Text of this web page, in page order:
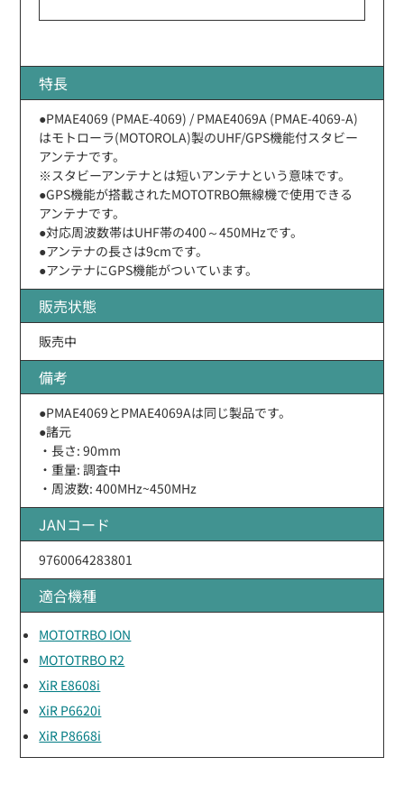
特長
●PMAE4069 (PMAE-4069) / PMAE4069A (PMAE-4069-A)
はモトローラ(MOTOROLA)製のUHF/GPS機能付スタビー
アンテナです。
※スタビーアンテナとは短いアンテナという意味です。
●GPS機能が搭載されたMOTOTRBO無線機で使用できる
アンテナです。
●対応周波数帯はUHF帯の400～450MHzです。
●アンテナの長さは9cmです。
●アンテナにGPS機能がついています。
販売状態
販売中
備考
●PMAE4069とPMAE4069Aは同じ製品です。
●諸元
・長さ: 90mm
・重量: 調査中
・周波数: 400MHz~450MHz
JANコード
9760064283801
適合機種
MOTOTRBO ION
MOTOTRBO R2
XiR E8608i
XiR P6620i
XiR P8668i